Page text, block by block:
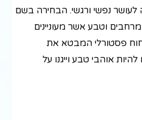
לעושר נפשי ורגשי. הבחירה בשם
וטבע אשר מעוניינים
פסטורלי המבטא את
אוהבי טבע וייגנו על